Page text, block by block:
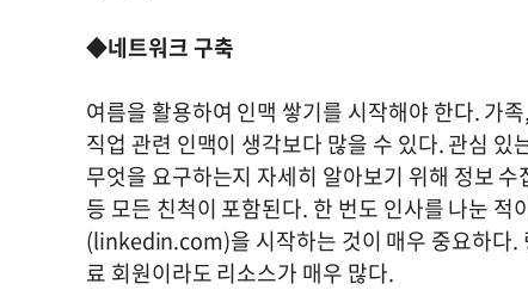
◆네트워크 구축
여름을 활용하여 인맥 쌓기를 시작해야 한다. 가
직업 관련 인맥이 생각보다 많을 수 있다. 관심
무엇을 요구하는지 자세히 알아보기 위해 정보
등 모든 친척이 포함된다. 한 번도 인사를 나눈
(linkedin.com)을 시작하는 것이 매우 중요하다.
료 회원이라도 리소스가 매우 많다.